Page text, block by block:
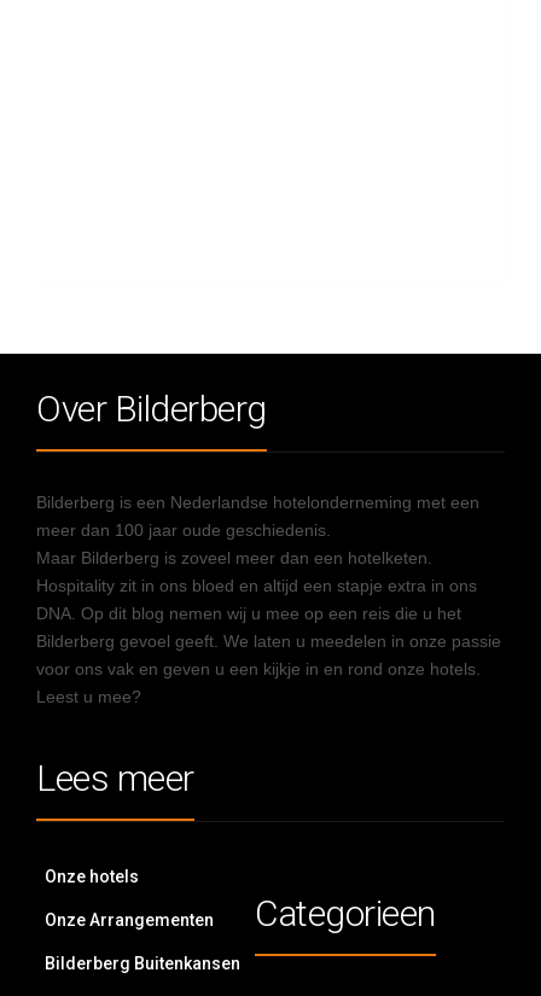
Over Bilderberg
Bilderberg is een Nederlandse hotelonderneming met een
meer dan 100 jaar oude geschiedenis.
Maar Bilderberg is zoveel meer dan een hotelketen.
Hospitality zit in ons bloed en altijd een stapje extra in ons
DNA. Op dit blog nemen wij u mee op een reis die u het
Bilderberg gevoel geeft. We laten u meedelen in onze passie
voor ons vak en geven u een kijkje in en rond onze hotels.
Leest u mee?
Lees meer
Onze hotels
Onze Arrangementen
Bilderberg Buitenkansen
Categorieen